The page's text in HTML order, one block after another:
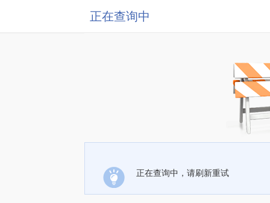
正在查询中
正在查询中，请刷新重试